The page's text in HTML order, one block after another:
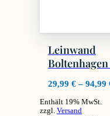
Leinwand
Boltenhagen
29,99 € – 94,99
Enthält 19% MwSt.
zzgl. Versand